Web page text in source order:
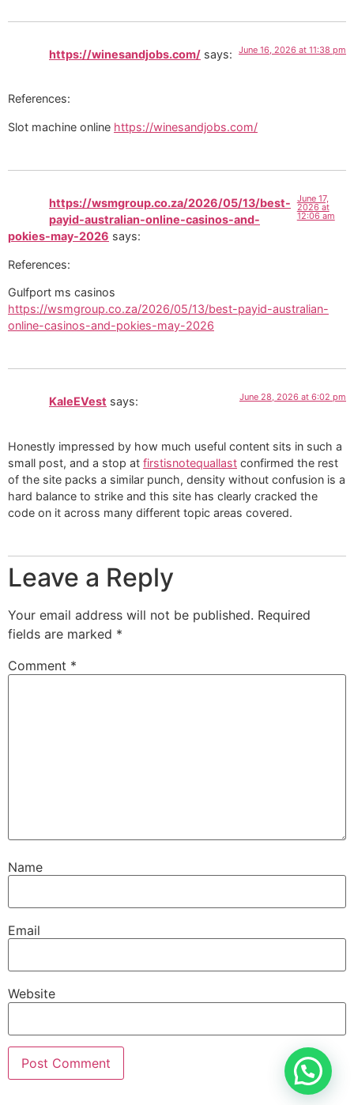
https://winesandjobs.com/ says: June 16, 2026 at 11:38 pm
References:
Slot machine online https://winesandjobs.com/
https://wsmgroup.co.za/2026/05/13/best-
payid-australian-online-casinos-and-
pokies-may-2026 says:
June 17,
2026 at
12:06 am
References:
Gulfport ms casinos
https://wsmgroup.co.za/2026/05/13/best-payid-australian-
online-casinos-and-pokies-may-2026
KaleEVest says: June 28, 2026 at 6:02 pm
Honestly impressed by how much useful content sits in such a
small post, and a stop at firstisnotequallast confirmed the rest
of the site packs a similar punch, density without confusion is a
hard balance to strike and this site has clearly cracked the
code on it across many different topic areas covered.
Leave a Reply
Your email address will not be published. Required
fields are marked *
Comment *
Name
Email
Website